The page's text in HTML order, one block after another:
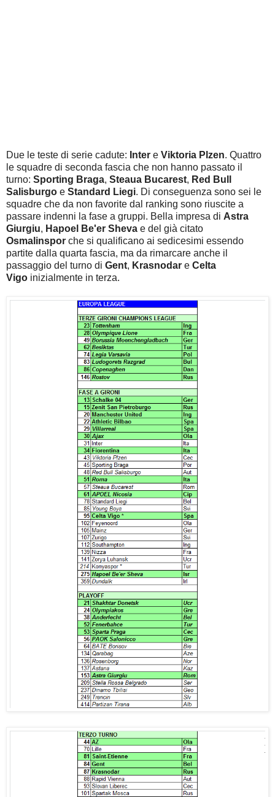
Due le teste di serie cadute: Inter e Viktoria Plzen. Quattro
le squadre di seconda fascia che non hanno passato il
turno: Sporting Braga, Steaua Bucarest, Red Bull
Salisburgo e Standard Liegi. Di conseguenza sono sei le
squadre che da non favorite dal ranking sono riuscite a
passare indenni la fase a gruppi. Bella impresa di Astra
Giurgiu, Hapoel Be'er Sheva e del già citato
Osmalinspor che si qualificano ai sedicesimi essendo
partite dalla quarta fascia, ma da rimarcare anche il
passaggio del turno di Gent, Krasnodar e Celta
Vigo inizialmente in terza.